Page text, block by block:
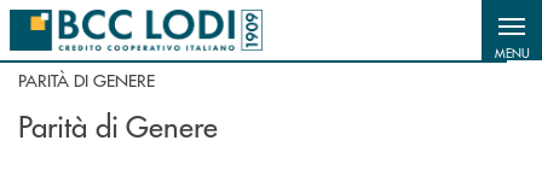
Salta al contenuto principale
MENU
PARITÀ DI GENERE
Parità di Genere